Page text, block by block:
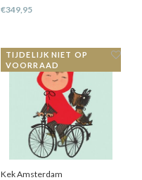
€349,95
TIJDELIJK NIET OP
VOORRAAD
Kek Amsterdam